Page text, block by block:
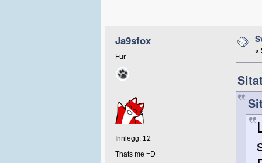
Ja9sfox
Fur
Innlegg: 12
Thats me =D
«